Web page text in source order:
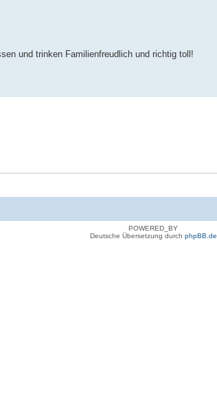
und trinken Familienfreudlich und richtig toll!
POWERED_BY
Deutsche Übersetzung durch phpBB.de